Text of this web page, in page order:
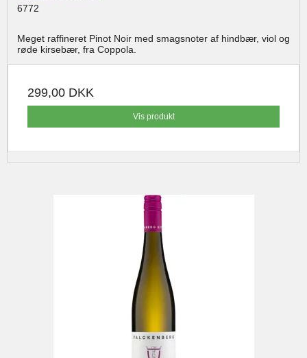
6772
Meget raffineret Pinot Noir med smagsnoter af hindbær, viol og
røde kirsebær, fra Coppola.
299,00 DKK
Vis produkt